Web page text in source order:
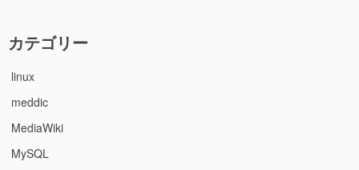
カテゴリー
linux
meddic
MediaWiki
MySQL